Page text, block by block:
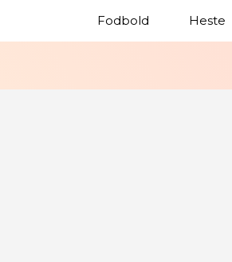
Fodbold Heste